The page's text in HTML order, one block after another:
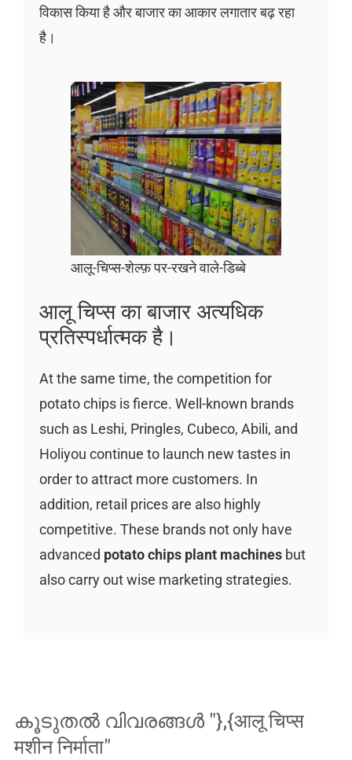
विकास किया है और बाजार का आकार लगातार बढ़ रहा
है।
आलू-चिप्स-शेल्फ़ पर-रखने वाले-डिब्बे
आलू चिप्स का बाजार अत्यधिक
प्रतिस्पर्धात्मक है।
At the same time, the competition for
potato chips is fierce. Well-known brands
such as Leshi, Pringles, Cubeco, Abili, and
Holiyou continue to launch new tastes in
order to attract more customers. In
addition, retail prices are also highly
competitive. These brands not only have
advanced potato chips plant machines but
also carry out wise marketing strategies.
കൂടുതൽ വിവരങ്ങൾ "},{आलू चिप्स
मशीन निर्माता"